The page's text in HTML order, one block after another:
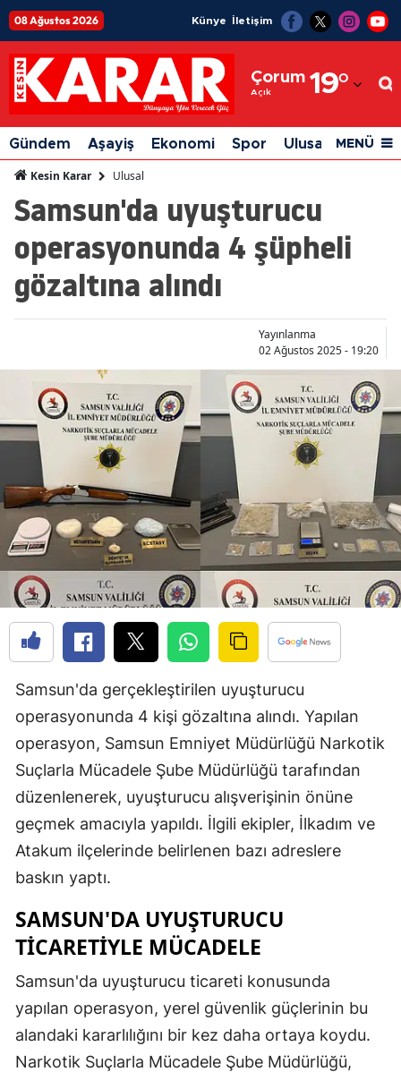
08 Ağustos 2026 Künye İletişim
Çorum
Açık 19°
Adıyaman
Afyonkarahisar
Ağrı
Amasya
Ankara
Aydın
Balıkesir
Bilecik
Bingöl
Bolu
Burdur
Bursa
Çanakkale
Çorum
Denizli
Diyarbakır
Edirne
Elazığ
Gaziantep
Giresun
Gündem Aşayiş Ekonomi Spor Ulusal Siyaset
MENÜ
Kesin Karar Ulusal
Samsun'da uyuşturucu
operasyonunda 4 şüpheli
gözaltına alındı
Yayınlanma
02 Ağustos 2025 - 19:20
Samsun'da gerçekleştirilen uyuşturucu
operasyonunda 4 kişi gözaltına alındı. Yapılan
operasyon, Samsun Emniyet Müdürlüğü Narkotik
Suçlarla Mücadele Şube Müdürlüğü tarafından
düzenlenerek, uyuşturucu alışverişinin önüne
geçmek amacıyla yapıldı. İlgili ekipler, İlkadım ve
Atakum ilçelerinde belirlenen bazı adreslere
baskın yaptı.
SAMSUN'DA UYUŞTURUCU
TICARETIYLE MÜCADELE
Samsun'da uyuşturucu ticareti konusunda
yapılan operasyon, yerel güvenlik güçlerinin bu
alandaki kararlılığını bir kez daha ortaya koydu.
Narkotik Suçlarla Mücadele Şube Müdürlüğü,